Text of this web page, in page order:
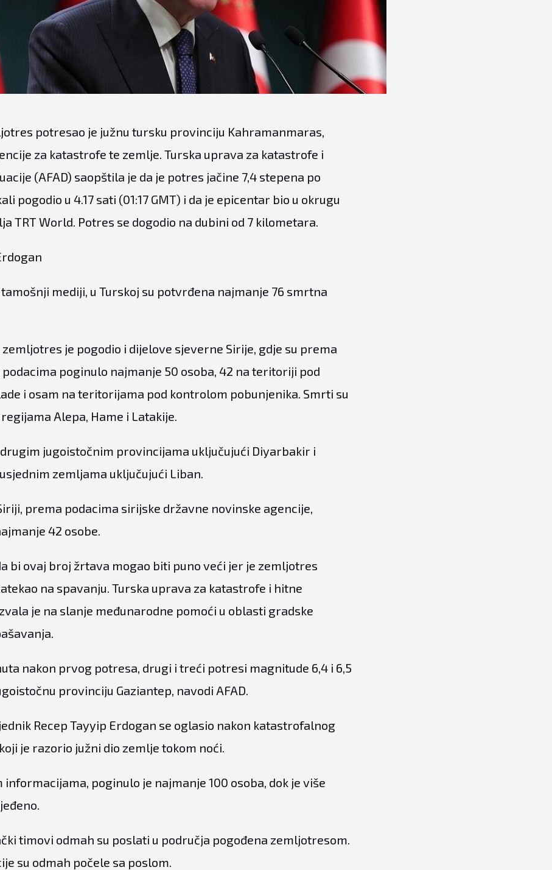
potresao je južnu tursku provinciju Kahramanmaras,
za katastrofe te zemlje. Turska uprava za katastrofe i
(AFAD) saopštila je da je potres jačine 7,4 stepena po
pogodio u 4.17 sati (01:17 GMT) i da je epicentar bio u okrugu
TRT World. Potres se dogodio na dubini od 7 kilometara.
mediji, u Turskoj su potvrđena najmanje 76 smrtna
zemljotres je pogodio i dijelove sjeverne Sirije, gdje su prema
poginulo najmanje 50 osoba, 42 na teritoriji pod
i osam na teritorijama pod kontrolom pobunjenika. Smrti su
Alepa, Hame i Latakije.
drugim jugoistočnim provincijama uključujući Diyarbakir i
zemljama uključujući Liban.
prema podacima sirijske državne novinske agencije,
42 osobe.
bi ovaj broj žrtava mogao biti puno veći jer je zemljotres
na spavanju. Turska uprava za katastrofe i hitne
je na slanje međunarodne pomoći u oblasti gradske
nakon prvog potresa, drugi i treći potresi magnitude 6,4 i 6,5
provinciju Gaziantep, navodi AFAD.
Recep Tayyip Erdogan se oglasio nakon katastrofalnog
je razorio južni dio zemlje tokom noći.
poginulo je najmanje 100 osoba, dok je više
timovi odmah su poslati u područja pogođena zemljotresom.
su odmah počele sa poslom.